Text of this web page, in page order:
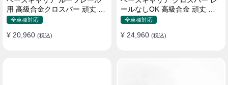
用 高級合金クロスバー 頑丈 ロ
ック付き ベースラックセット
全車種対応
¥ 20,960 (税込)
ールなしOK 高級合金 頑丈 ロ
ック付き ベースラックセット
全車種対応
¥ 24,960 (税込)